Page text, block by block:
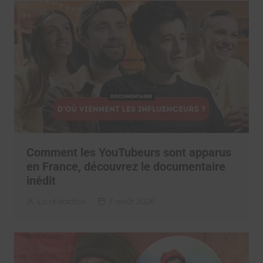
Comment les YouTubeurs sont apparus
en France, découvrez le documentaire
inédit